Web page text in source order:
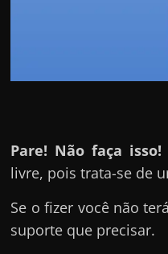
Pare! Não faça isso!
livre, pois trata-se de
Se o fizer você não
suporte que precisar.